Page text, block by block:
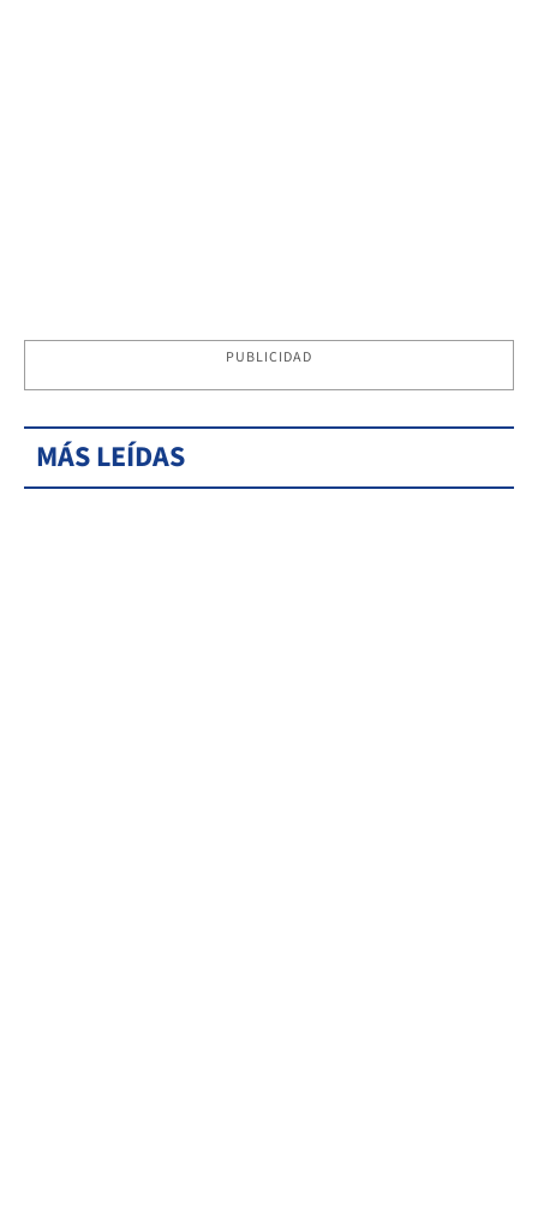
PUBLICIDAD
MÁS LEÍDAS